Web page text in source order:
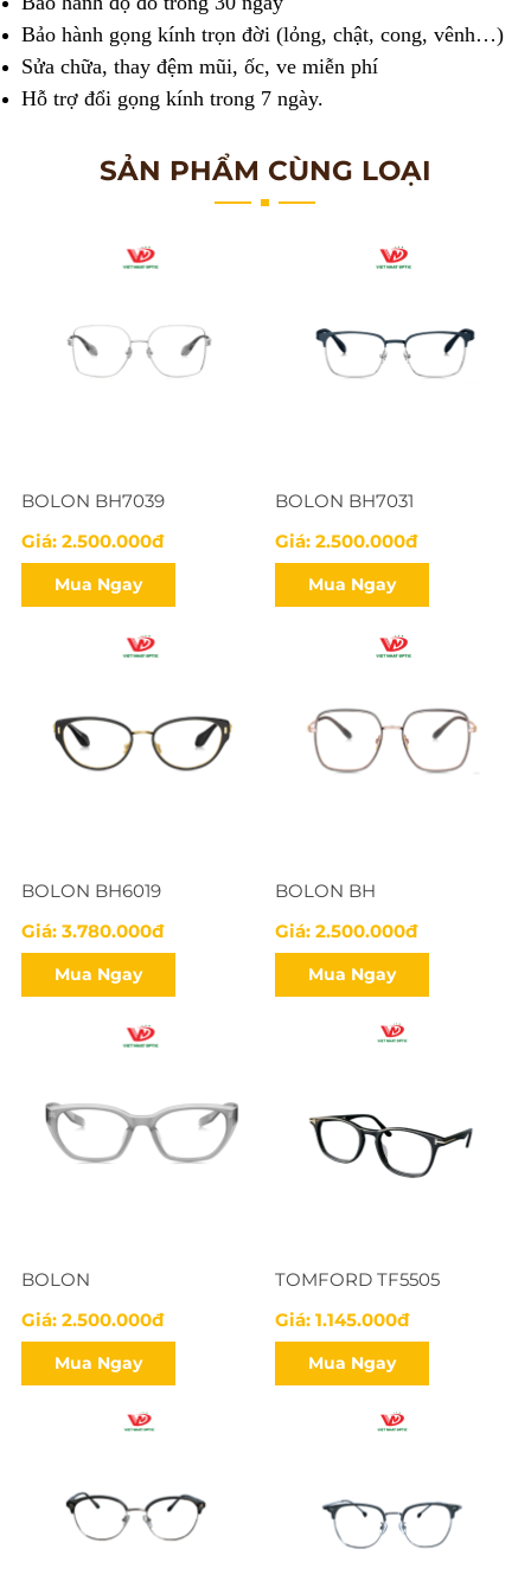
Bảo hành gọng kính trọn đời (lỏng, chật, cong, vênh…)
Sửa chữa, thay đệm mũi, ốc, ve miễn phí
Hỗ trợ đổi gọng kính trong 7 ngày.
SẢN PHẨM CÙNG LOẠI
BOLON BH7039
Giá: 2.500.000đ
Mua Ngay
BOLON BH7031
Giá: 2.500.000đ
Mua Ngay
BOLON BH6019
Giá: 3.780.000đ
Mua Ngay
BOLON BH
Giá: 2.500.000đ
Mua Ngay
BOLON
Giá: 2.500.000đ
Mua Ngay
TOMFORD TF5505
Giá: 1.145.000đ
Mua Ngay